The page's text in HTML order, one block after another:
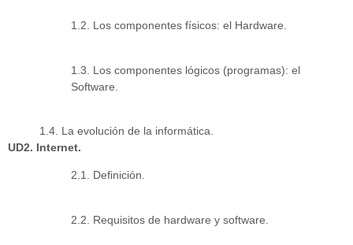
1.2. Los componentes físicos: el Hardware.
1.3. Los componentes lógicos (programas): el
Software.
1.4. La evolución de la informática.
UD2. Internet.
2.1. Definición.
2.2. Requisitos de hardware y software.